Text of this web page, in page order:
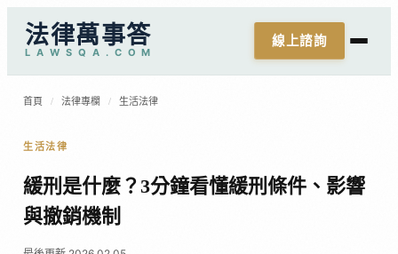
法律萬事答
L A W S Q A . C O M
線上諮詢
首頁 / 法律專欄 / 生活法律
生活法律
緩刑是什麼？3分鐘看懂緩刑條件、影響
與撤銷機制